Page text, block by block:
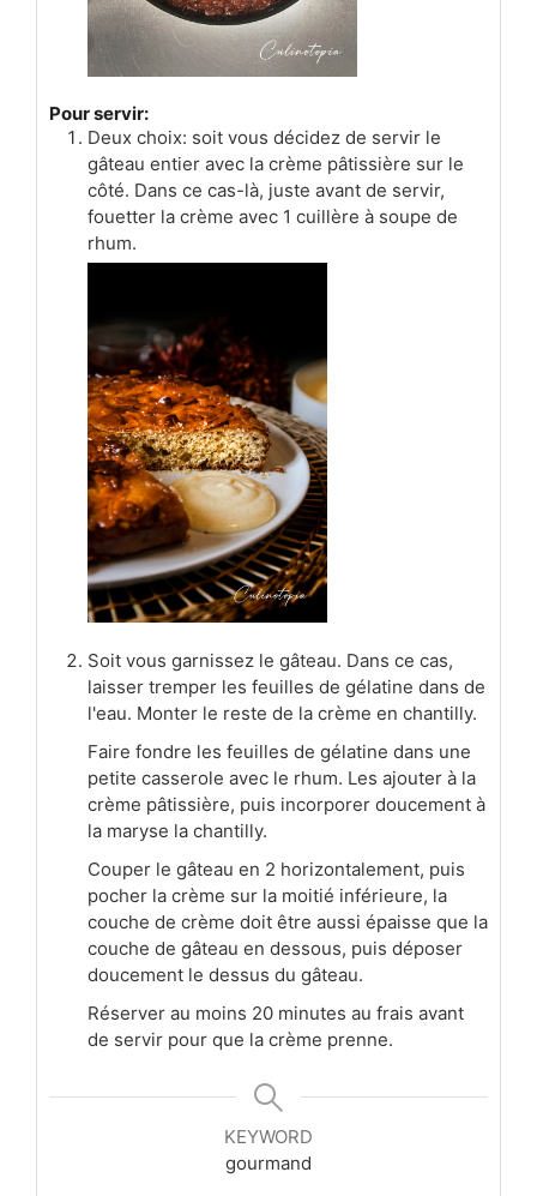
Pour servir:
Deux choix: soit vous décidez de servir le
gâteau entier avec la crème pâtissière sur le
côté. Dans ce cas-là, juste avant de servir,
fouetter la crème avec 1 cuillère à soupe de
rhum.
Soit vous garnissez le gâteau. Dans ce cas,
laisser tremper les feuilles de gélatine dans de
l'eau. Monter le reste de la crème en chantilly.
Faire fondre les feuilles de gélatine dans une
petite casserole avec le rhum. Les ajouter à la
crème pâtissière, puis incorporer doucement à
la maryse la chantilly.
Couper le gâteau en 2 horizontalement, puis
pocher la crème sur la moitié inférieure, la
couche de crème doit être aussi épaisse que la
couche de gâteau en dessous, puis déposer
doucement le dessus du gâteau.
Réserver au moins 20 minutes au frais avant
de servir pour que la crème prenne.
KEYWORD
gourmand